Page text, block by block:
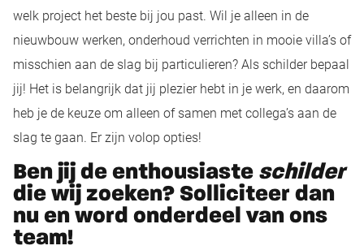
welk project het beste bij jou past. Wil je alleen in de
nieuwbouw werken, onderhoud verrichten in mooie villa’s of
misschien aan de slag bij particulieren? Als schilder bepaal
jij! Het is belangrijk dat jij plezier hebt in je werk, en daarom
heb je de keuze om alleen of samen met collega’s aan de
slag te gaan. Er zijn volop opties!
Ben jij de enthousiaste schilder
die wij zoeken? Solliciteer dan
nu en word onderdeel van ons
team!